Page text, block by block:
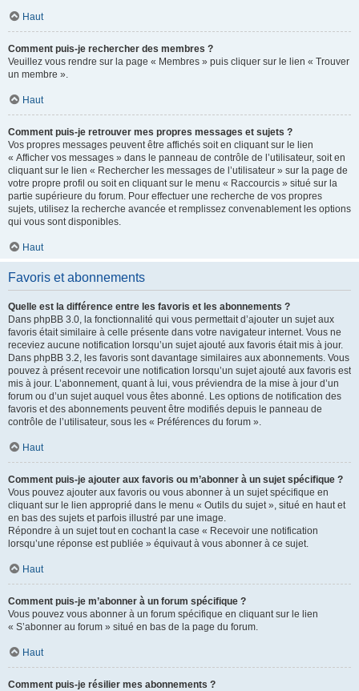
Haut
Comment puis-je rechercher des membres ?
Veuillez vous rendre sur la page « Membres » puis cliquer sur le lien « Trouver
un membre ».
Haut
Comment puis-je retrouver mes propres messages et sujets ?
Vos propres messages peuvent être affichés soit en cliquant sur le lien
« Afficher vos messages » dans le panneau de contrôle de l’utilisateur, soit en
cliquant sur le lien « Rechercher les messages de l’utilisateur » sur la page de
votre propre profil ou soit en cliquant sur le menu « Raccourcis » situé sur la
partie supérieure du forum. Pour effectuer une recherche de vos propres
sujets, utilisez la recherche avancée et remplissez convenablement les options
qui vous sont disponibles.
Haut
Favoris et abonnements
Quelle est la différence entre les favoris et les abonnements ?
Dans phpBB 3.0, la fonctionnalité qui vous permettait d’ajouter un sujet aux
favoris était similaire à celle présente dans votre navigateur internet. Vous ne
receviez aucune notification lorsqu’un sujet ajouté aux favoris était mis à jour.
Dans phpBB 3.2, les favoris sont davantage similaires aux abonnements. Vous
pouvez à présent recevoir une notification lorsqu’un sujet ajouté aux favoris est
mis à jour. L’abonnement, quant à lui, vous préviendra de la mise à jour d’un
forum ou d’un sujet auquel vous êtes abonné. Les options de notification des
favoris et des abonnements peuvent être modifiés depuis le panneau de
contrôle de l’utilisateur, sous les « Préférences du forum ».
Haut
Comment puis-je ajouter aux favoris ou m’abonner à un sujet spécifique ?
Vous pouvez ajouter aux favoris ou vous abonner à un sujet spécifique en
cliquant sur le lien approprié dans le menu « Outils du sujet », situé en haut et
en bas des sujets et parfois illustré par une image.
Répondre à un sujet tout en cochant la case « Recevoir une notification
lorsqu’une réponse est publiée » équivaut à vous abonner à ce sujet.
Haut
Comment puis-je m’abonner à un forum spécifique ?
Vous pouvez vous abonner à un forum spécifique en cliquant sur le lien
« S’abonner au forum » situé en bas de la page du forum.
Haut
Comment puis-je résilier mes abonnements ?